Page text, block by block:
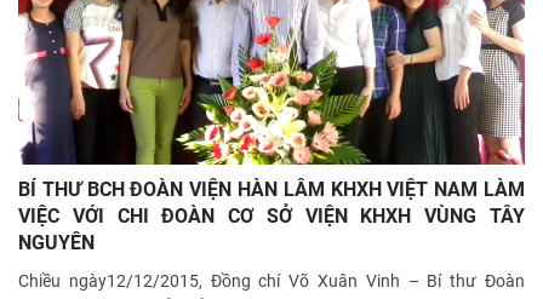
BÍ THƯ BCH ĐOÀN VIỆN HÀN LÂM KHXH VIỆT NAM LÀM
VIỆC VỚI CHI ĐOÀN CƠ SỞ VIỆN KHXH VÙNG TÂY
NGUYÊN
Chiều ngày12/12/2015, Đồng chí Võ Xuân Vinh – Bí thư Đoàn